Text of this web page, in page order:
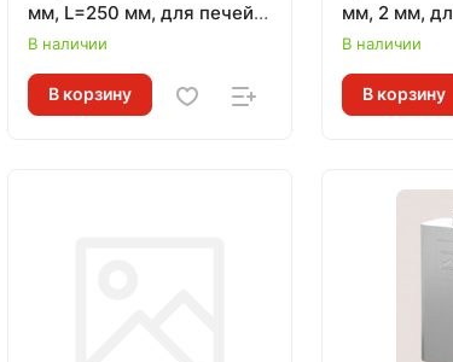
мм, L=250 мм, для печей
ЛИТКОМ
В наличии
В корзину
мм, 2 мм,
ЗК 25, 30
В наличии
В корзину